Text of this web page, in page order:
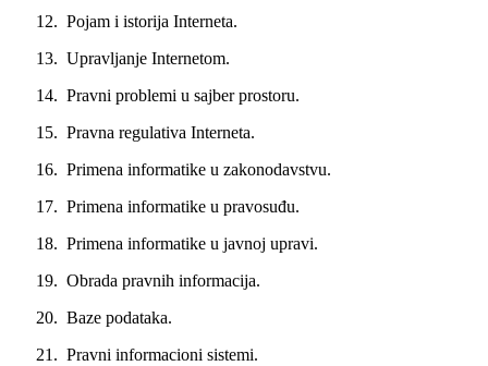
12. Pojam i istorija Interneta.
13. Upravljanje Internetom.
14. Pravni problemi u sajber prostoru.
15. Pravna regulativa Interneta.
16. Primena informatike u zakonodavstvu.
17. Primena informatike u pravosuđu.
18. Primena informatike u javnoj upravi.
19. Obrada pravnih informacija.
20. Baze podataka.
21. Pravni informacioni sistemi.